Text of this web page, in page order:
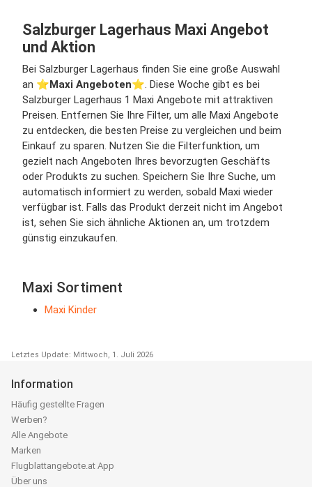
Salzburger Lagerhaus Maxi Angebot
und Aktion
Bei Salzburger Lagerhaus finden Sie eine große Auswahl
an ⭐️Maxi Angeboten⭐️. Diese Woche gibt es bei
Salzburger Lagerhaus 1 Maxi Angebote mit attraktiven
Preisen. Entfernen Sie Ihre Filter, um alle Maxi Angebote
zu entdecken, die besten Preise zu vergleichen und beim
Einkauf zu sparen. Nutzen Sie die Filterfunktion, um
gezielt nach Angeboten Ihres bevorzugten Geschäfts
oder Produkts zu suchen. Speichern Sie Ihre Suche, um
automatisch informiert zu werden, sobald Maxi wieder
verfügbar ist. Falls das Produkt derzeit nicht im Angebot
ist, sehen Sie sich ähnliche Aktionen an, um trotzdem
günstig einzukaufen.
Maxi Sortiment
Maxi Kinder
Letztes Update: Mittwoch, 1. Juli 2026
Information
Häufig gestellte Fragen
Werben?
Alle Angebote
Marken
Flugblattangebote.at App
Über uns